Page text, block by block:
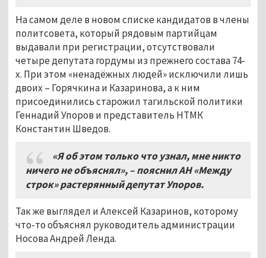
На самом деле в новом списке кандидатов в члены
политсовета, который рядовым партийцам
выдавали при регистрации, отсутствовали
четыре депутата гордумы из прежнего состава 74-
х. При этом «ненадёжных людей» исключили лишь
двоих – Горячкина и Казаринова, а к ним
присоединились старожил тагильской политики
Геннадий Упоров и представитель НТМК
Константин Шведов.
«Я об этом только что узнал, мне никто
ничего не объяснял», – пояснил АН «Между
строк» растерянный депутат Упоров.
Так же выглядел и Алексей Казаринов, которому
что-то объяснял руководитель администрации
Носова Андрей Ленда.